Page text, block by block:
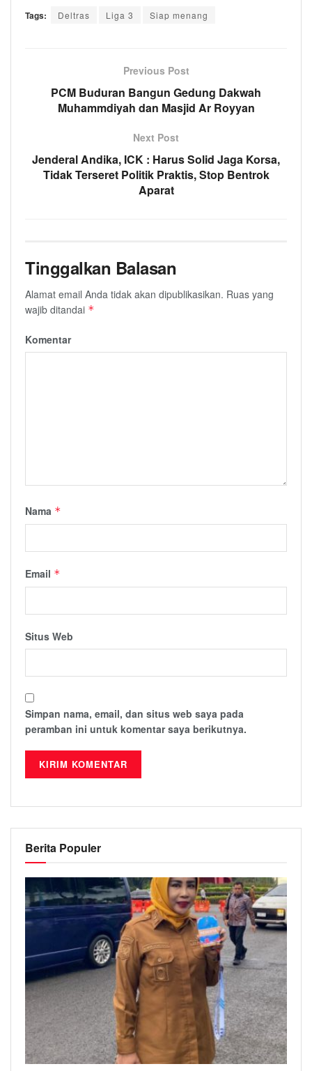
Tags: Deltras Liga 3 Siap menang
Previous Post
PCM Buduran Bangun Gedung Dakwah
Muhammdiyah dan Masjid Ar Royyan
Next Post
Jenderal Andika, ICK : Harus Solid Jaga Korsa,
Tidak Terseret Politik Praktis, Stop Bentrok
Aparat
Tinggalkan Balasan
Alamat email Anda tidak akan dipublikasikan. Ruas yang
wajib ditandai *
Komentar
Nama *
Email *
Situs Web
Simpan nama, email, dan situs web saya pada
peramban ini untuk komentar saya berikutnya.
Berita Populer